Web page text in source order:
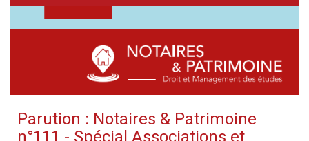
Parution : Notaires & Patrimoine
n°111 - Spécial Associations et